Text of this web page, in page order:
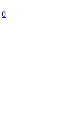
0